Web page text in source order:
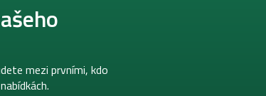
mezi prvními, kdo